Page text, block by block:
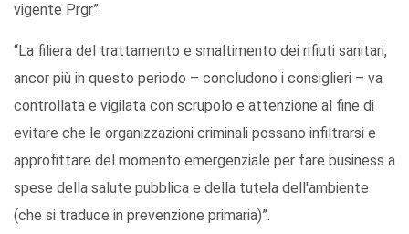
vigente Prgr”.
“La filiera del trattamento e smaltimento dei rifiuti sanitari,
ancor più in questo periodo – concludono i consiglieri – va
controllata e vigilata con scrupolo e attenzione al fine di
evitare che le organizzazioni criminali possano infiltrarsi e
approfittare del momento emergenziale per fare business a
spese della salute pubblica e della tutela dell'ambiente
(che si traduce in prevenzione primaria)”.